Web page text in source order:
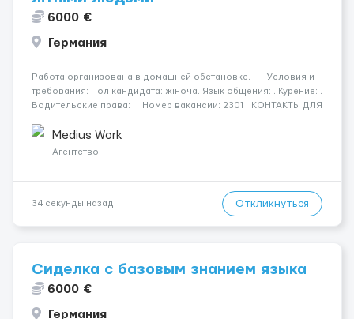
6000 €
Германия
Работа организована в домашней обстановке. Условия и
требования: Пол кандидата: жіноча. Язык общения: . Курение: .
Водительские права: . Номер вакансии: 2301 КОНТАКТЫ ДЛЯ
Medius Work
Агентство
34 секунды назад Откликнуться
Сиделка с базовым знанием языка
6000 €
Германия